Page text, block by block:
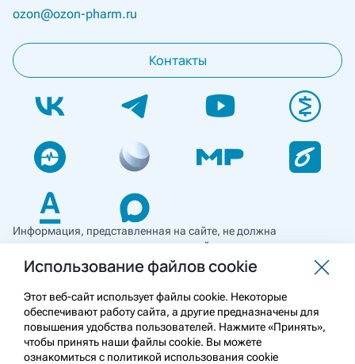
ozon@ozon-pharm.ru
Контакты
Информация, представленная на сайте, не должна
использоваться для самостоятельной диагностики и лечения
и не может служить заменой очной консультации врача. Перед
применением необходимо ознакомиться
с противопоказаниями препарата. Информация
о лекарственных средствах рецептурного отпуска
предназначена для медицинских и фармацевтических
работников.
Использование файлов cookie
Этот веб-сайт использует файлы cookie. Некоторые
обеспечивают работу сайта, а другие предназначены для
повышения удобства пользователей. Нажмите «Принять»,
чтобы принять наши файлы cookie. Вы можете
ознакомиться с политикой использования cookie